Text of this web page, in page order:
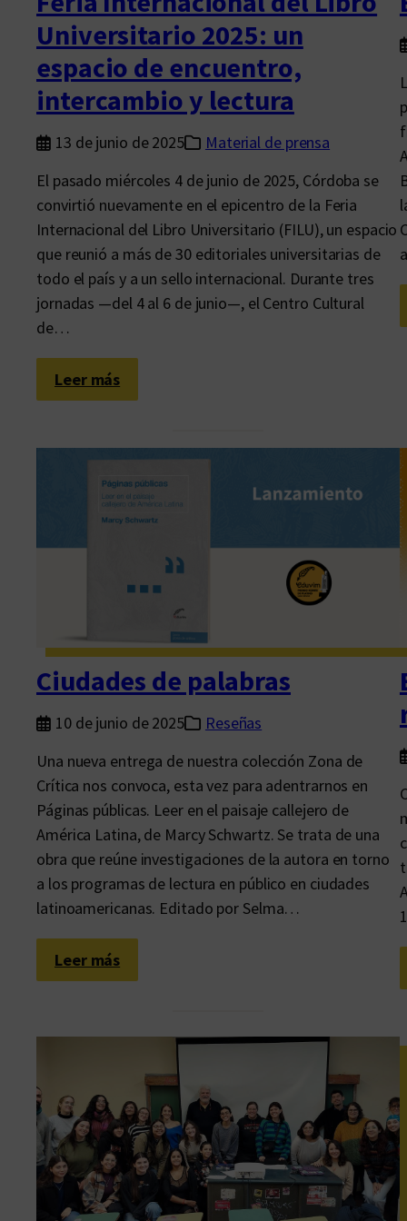
o
Universitario 2025: un
espacio de encuentro,
intercambio y lectura
13 de junio de 2025
Material de prensa
El pasado miércoles 4 de junio de 2025, Córdoba se
convirtió nuevamente en el epicentro de la Feria
Internacional del Libro Universitario (FILU), un espacio
que reunió a más de 30 editoriales universitarias de
todo el país y a un sello internacional. Durante tres
jornadas —del 4 al 6 de junio—, el Centro Cultural
de…
Leer más:
F
r
i
a
I
e
n
a
c
i
n
a
l
d
e
l
L
i
b
U
v
e
s
i
Ciudades de palabras
10 de junio de 2025
Reseñas
Una nueva entrega de nuestra colección Zona de
Crítica nos convoca, esta vez para adentrarnos en
Páginas públicas. Leer en el paisaje callejero de
América Latina, de Marcy Schwartz. Se trata de una
obra que reúne investigaciones de la autora en torno
a los programas de lectura en público en ciudades
latinoamericanas. Editado por Selma…
Leer más:
C
u
d
e
s
d